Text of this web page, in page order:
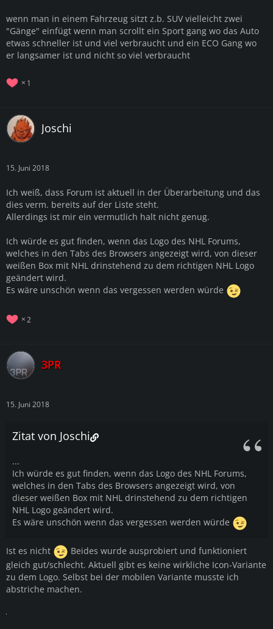
wenn man in einem Fahrzeug sitzt z.b. SUV vielleicht zwei
"Gänge" einfügt wenn man scrollt ein Sport gang wo das Auto
etwas schneller ist und viel verbraucht und ein ECO Gang wo
er langsamer ist und nicht so viel verbraucht
1
Joschi
15. Juni 2018
Ich weiß, dass Forum ist aktuell in der Überarbeitung und das
dies verm. bereits auf der Liste steht.
Allerdings ist mir ein vermutlich halt nicht genug.
Ich würde es gut finden, wenn das Logo des NHL Forums,
welches in den Tabs des Browsers angezeigt wird, von dieser
weißen Box mit NHL drinstehend zu dem richtigen NHL Logo
geändert wird.
Es wäre unschön wenn das vergessen werden würde
2
3PR
15. Juni 2018
Zitat von Joschi
...
Ich würde es gut finden, wenn das Logo des NHL Forums,
welches in den Tabs des Browsers angezeigt wird, von
dieser weißen Box mit NHL drinstehend zu dem richtigen
NHL Logo geändert wird.
Es wäre unschön wenn das vergessen werden würde
Ist es nicht
Beides wurde ausprobiert und funktioniert
gleich gut/schlecht. Aktuell gibt es keine wirkliche Icon-Variante
zu dem Logo. Selbst bei der mobilen Variante musste ich
abstriche machen.